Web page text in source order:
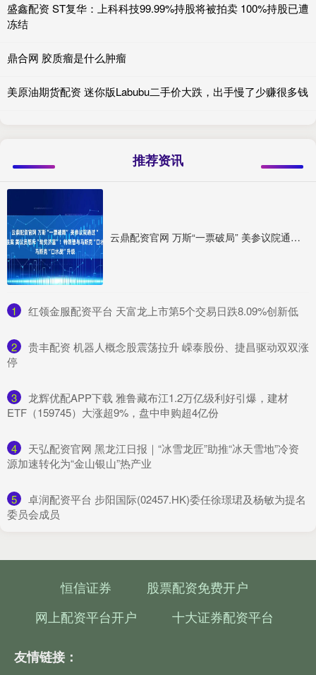
盛鑫配资 ST复华：上科科技99.99%持股将被拍卖 100%持股已遭
冻结
鼎合网 胶质瘤是什么肿瘤
美原油期货配资 迷你版Labubu二手价大跌，出手慢了少赚很多钱
推荐资讯
云鼎配资官网 万斯“一票破局” 美参议院通过“大而美”法案 美议员怒斥“劫贫济富”！特朗普与马斯克“口水战”升级
1 ​红领金服配资平台 天富龙上市第5个交易日跌8.09%创新低
2
​贵丰配资 机器人概念股震荡拉升 嵘泰股份、捷昌驱动双双涨
停
3
​龙辉优配APP下载 雅鲁藏布江1.2万亿级利好引爆，建材
ETF（159745）大涨超9%，盘中申购超4亿份
4
​天弘配资官网 黑龙江日报｜“冰雪龙匠”助推“冰天雪地”冷资
源加速转化为“金山银山”热产业
5
​卓润配资平台 步阳国际(02457.HK)委任徐璟珺及杨敏为提名
委员会成员
恒信证券
股票配资免费开户
网上配资平台开户
十大证券配资平台
友情链接：